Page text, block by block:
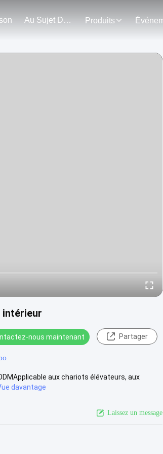
Au Sujet De Nous Produits
intérieur
nous maintenant Partager
aux chariots élévateurs, aux
davantage
Laissez un message